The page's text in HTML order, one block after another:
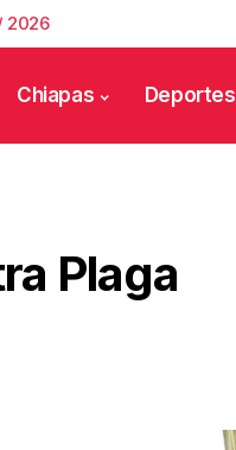
2026
Chiapas Deportes
Plaga